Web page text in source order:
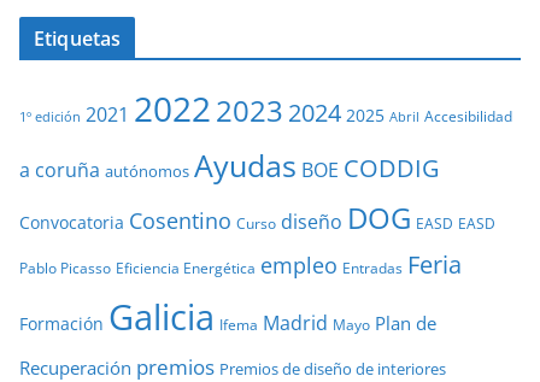
Etiquetas
1º edición 2021 20222023 2024 2025 Abril Accesibilidad
a coruña autónomos Ayudas BOE CODDIG
Convocatoria Cosentino Curso diseño DOG EASD EASD
Pablo Picasso Eficiencia Energética empleo Entradas Feria
Formación Galicia Ifema Madrid Mayo Plan de
Recuperación premios Premios de diseño de interiores